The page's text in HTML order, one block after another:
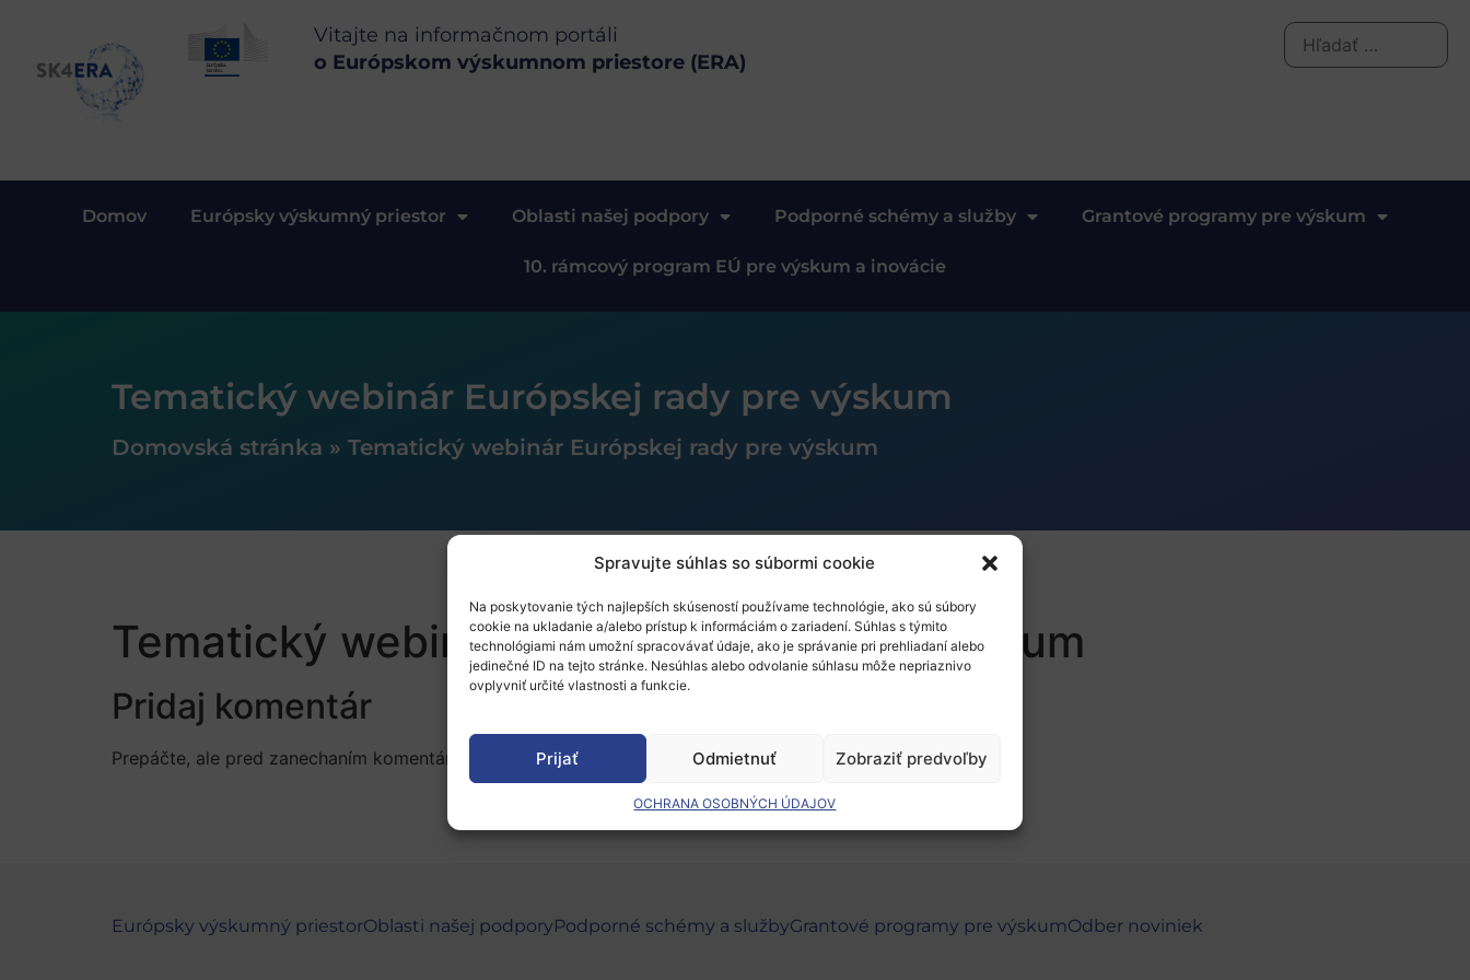
Spravujte súhlas so súbormi cookie
Na poskytovanie tých najlepších skúseností používame technológie, ako sú súbory
cookie na ukladanie a/alebo prístup k informáciám o zariadení. Súhlas s týmito
technológiami nám umožní spracovávať údaje, ako je správanie pri prehliadaní alebo
jedinečné ID na tejto stránke. Nesúhlas alebo odvolanie súhlasu môže nepriaznivo
ovplyvniť určité vlastnosti a funkcie.
Prijať Odmietnuť Zobraziť predvoľby
OCHRANA OSOBNÝCH ÚDAJOV
Vitajte na informačnom portáli
o Európskom výskumnom priestore (ERA)
Domov Európsky výskumný priestor Oblasti našej podpory Podporné schémy a služby Grantové programy pre výskum
10. rámcový program EÚ pre výskum a inovácie
Tematický webinár Európskej rady pre výskum
Domovská stránka » Tematický webinár Európskej rady pre výskum
Tematický webinár Európskej rady pre výskum
Pridaj komentár
Prepáčte, ale pred zanechaním komentára sa musíteprihlásiť
Európsky výskumný priestorOblasti našej podporyPodporné schémy a službyGrantové programy pre výskumOdber noviniek